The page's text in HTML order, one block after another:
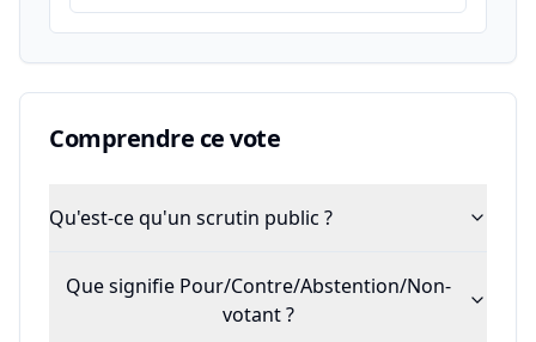
Comprendre ce vote
Qu'est-ce qu'un scrutin public ?
Que signifie Pour/Contre/Abstention/Non-
votant ?